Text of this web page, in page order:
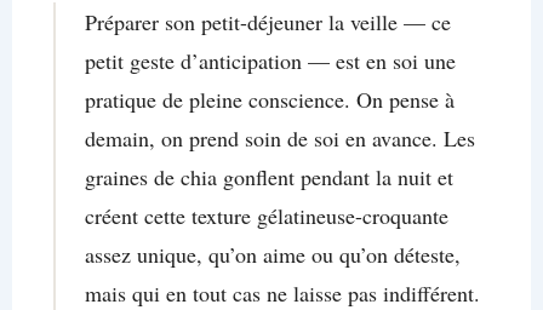
Préparer son petit-déjeuner la veille — ce
petit geste d’anticipation — est en soi une
pratique de pleine conscience. On pense à
demain, on prend soin de soi en avance. Les
graines de chia gonflent pendant la nuit et
créent cette texture gélatineuse-croquante
assez unique, qu’on aime ou qu’on déteste,
mais qui en tout cas ne laisse pas indifférent.